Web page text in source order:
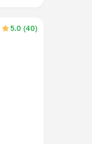
5.0 (40)